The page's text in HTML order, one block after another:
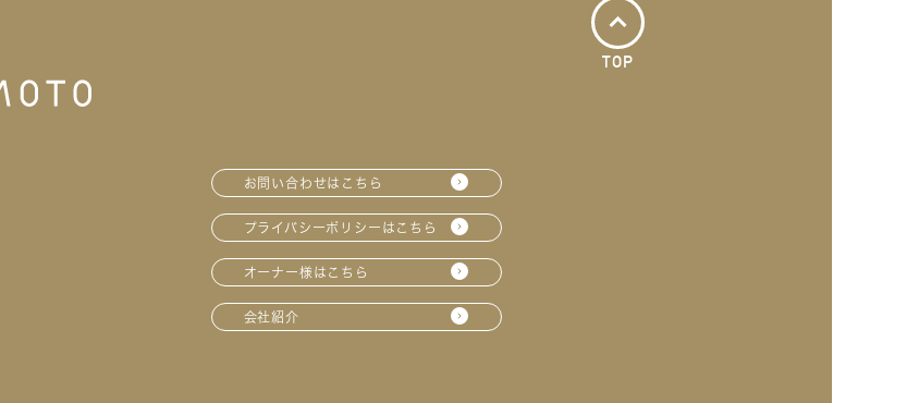
TOP
お問い合わせはこちら
プライバシーポリシーはこちら
オーナー様はこちら
会社紹介